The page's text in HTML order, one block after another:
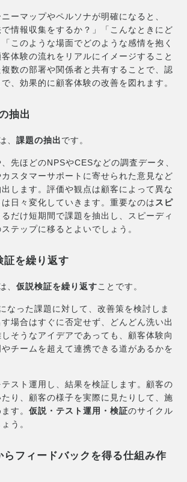
ーマップやペルソナが明確になると、
で情報収集をするか？」「こんなときにど
このような場面でどのような感情を抱く
体験の流れをリアルにイメージすること
数の部署や関係者と共有することで、認
、効果的に顧客体験の改善を図れます。
抽出
、 課題の抽出です。
先ほどのNPSやCESなどの調査データ、
スタマーサポートに寄せられた意見など
します。評価や観点は顧客によって異な
日々変化していきます。重要なのはスピ
だけ短期間で課題を抽出し、スピーディ
テップに移るとよいでしょう。
を繰り返す
、 仮説検証を繰り返すことです。
なった課題に対して、改善策を検討しま
場合はすぐに否定せず、どんどん洗い出
そうなアイデアであっても、顧客体験向
チームを超えて連携できる道があるかを
スト運用し、結果を検証します。顧客の
り、顧客の様子を実際に見たりして、施
す。 仮説・テスト運用・検証のサイクル
う。
フィードバックを得る仕組み作